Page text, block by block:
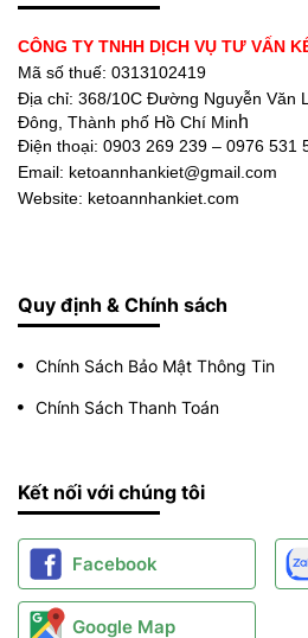
CÔNG TY TNHH DỊCH VỤ TƯ VẤN
Mã số thuế: 0313102419
Địa chỉ: 368/10C Đường Nguyễn Văn
Đông, Thành phố Hồ Chí Minh
Điện thoại: 0903 269 239 – 0976 531
Email: ketoannhankiet@gmail.com
Website: ketoannhankiet.com
Quy định & Chính sách
Chính Sách Bảo Mật Thông Tin
Chính Sách Thanh Toán
Kết nối với chúng tôi
Facebook
Google Map